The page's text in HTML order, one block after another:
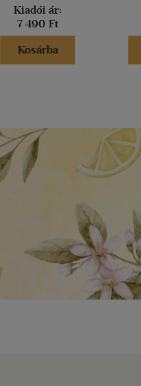
Kiadói ár:
7 490 Ft
Kosárba